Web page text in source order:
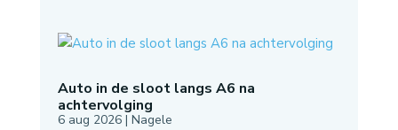
Auto in de sloot langs A6 na
achtervolging
6 aug 2026| Nagele